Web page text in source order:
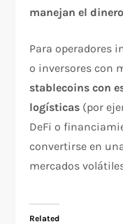
manejan el
Para operadores
o inversores con
stablecoins con
logísticas (por
DeFi o
convertirse en
mercados
Related